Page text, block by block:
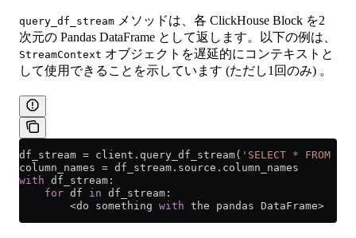
query_df_stream メソッドは、各 ClickHouse Block を2
次元の Pandas DataFrame として返します。以下の例は、
StreamContext オブジェクトを遅延的にコンテキストと
して使用できることを示しています (ただし1回のみ) 。
df_stream = client.query_df_stream( 'SELECT * FROM
column_names = df_stream.source.column_names
with df_stream:
    for
df in df_stream:
        <
do something with the pandas DataFrame>